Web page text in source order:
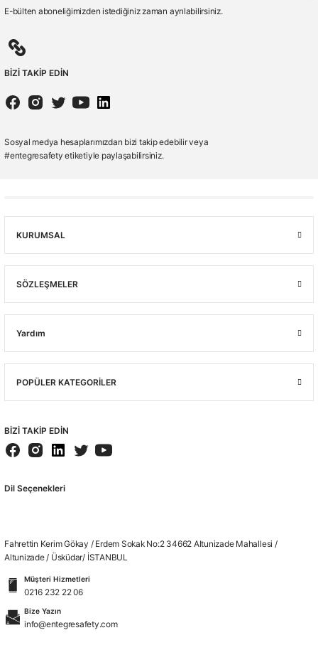
E-bülten aboneliğimizden istediğiniz zaman ayrılabilirsiniz.
BİZİ TAKİP EDİN
Sosyal medya hesaplarımızdan bizi takip edebilir veya
#entegresafety etiketiyle paylaşabilirsiniz.
KURUMSAL
SÖZLEŞMELER
Yardım
POPÜLER KATEGORİLER
BİZİ TAKİP EDİN
Dil Seçenekleri
Fahrettin Kerim Gökay / Erdem Sokak No:2 34662 Altunizade Mahallesi /
Altunizade / Üsküdar/ İSTANBUL
Müşteri Hizmetleri
0216 232 22 06
Bize Yazın
info@entegresafety.com